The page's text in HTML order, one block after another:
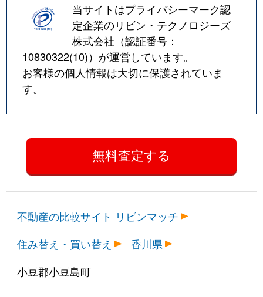
当サイトはプライバシーマーク認
定企業のリビン・テクノロジーズ
株式会社（認証番号：
10830322(10)）が運営しています。
お客様の個人情報は大切に保護されていま
す。
不動産の比較サイト リビンマッチ
住み替え・買い替え
香川県
小豆郡小豆島町